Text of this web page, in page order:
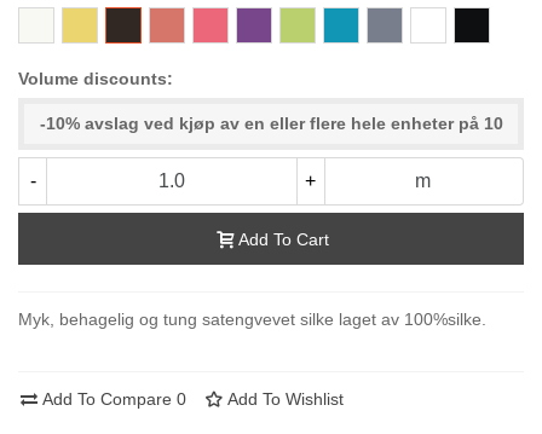
PetrolTurkis
Black
Volume discounts:
-10% avslag ved kjøp av en eller flere hele enheter på 10
- + m
Add To Cart
Myk, behagelig og tung satengvevet silke laget av 100%silke.
Add To Compare 0 Add To Wishlist